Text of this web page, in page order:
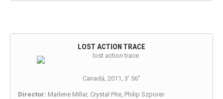
LOST ACTION TRACE
Canadá, 2011, 3’ 56″
Director: Marlene Millar, Crystal Pite, Philip Szporer